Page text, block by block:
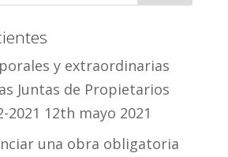
y extraordinarias
Juntas de Propietarios
2021 12th mayo 2021
una obra obligatoria